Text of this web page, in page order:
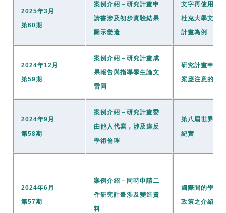
2025年3月
第60期
案例介紹－研究計畫申
請書涉及初步實驗結果
圖示變造
文字再使用初
杜克大學文字
計畫為例
2024年12月
第59期
案例介紹－研究計畫成
果報告與指導學生論文
雷同
研究計畫申請
案應注意的學
2024年9月
第58期
案例介紹－研究計畫委
由他人代寫，涉及違反
學術倫理
第八屆世界研
紀實
2024年6月
第57期
案例介紹－同時申請二
件研究計畫涉及變造資
料
國際間的學術
政策之介紹